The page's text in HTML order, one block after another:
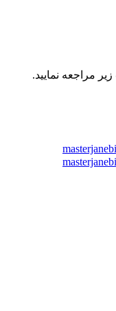
مراجعه نمایید.